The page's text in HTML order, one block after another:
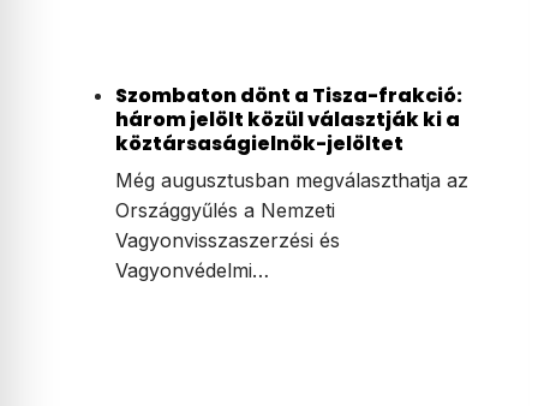
Szombaton dönt a Tisza-frakció:
három jelölt közül választják ki a
köztársaságielnök-jelöltet
Még augusztusban megválaszthatja az
Országgyűlés a Nemzeti
Vagyonvisszaszerzési és
Vagyonvédelmi…